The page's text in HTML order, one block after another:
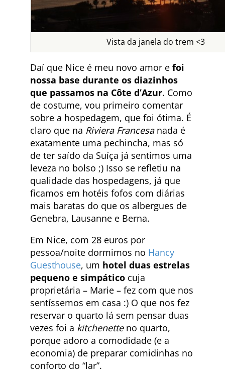
Vista da janela do trem <3
Daí que Nice é meu novo amor e foi
nossa base durante os diazinhos
que passamos na Côte d’Azur. Como
de costume, vou primeiro comentar
sobre a hospedagem, que foi ótima. É
claro que na Riviera Francesanada é
exatamente uma pechincha, mas só
de ter saído da Suíça já sentimos uma
leveza no bolso ;) Isso se refletiu na
qualidade das hospedagens, já que
ficamos em hotéis fofos com diárias
mais baratas do que os albergues de
Genebra, Lausanne e Berna.
Em Nice, com 28 euros por
pessoa/noite dormimos no Hancy
Guesthouse, um hotel duas estrelas
pequeno e simpático cuja
proprietária – Marie – fez com que nos
sentíssemos em casa :) O que nos fez
reservar o quarto lá sem pensar duas
vezes foi a kitchenette no quarto,
porque adoro a comodidade (e a
economia) de preparar comidinhas no
conforto do “lar”.